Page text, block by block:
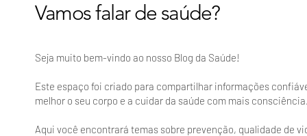
Vamos falar de saúde?
Seja muito bem-vindo ao nosso Blog da Saúde!
Este espaço foi criado para compartilhar informações
melhor o seu corpo e a cuidar da saúde com mais
Aqui você encontrará temas sobre prevenção, qualidade de